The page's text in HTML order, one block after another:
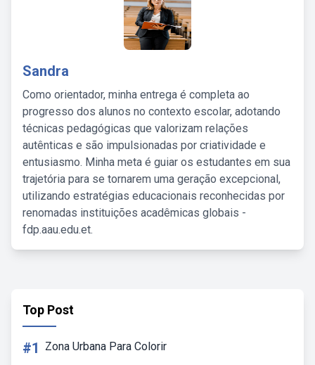
Sandra
Como orientador, minha entrega é completa ao
progresso dos alunos no contexto escolar, adotando
técnicas pedagógicas que valorizam relações
autênticas e são impulsionadas por criatividade e
entusiasmo. Minha meta é guiar os estudantes em sua
trajetória para se tornarem uma geração excepcional,
utilizando estratégias educacionais reconhecidas por
renomadas instituições acadêmicas globais -
fdp.aau.edu.et.
Top Post
#1 Zona Urbana Para Colorir